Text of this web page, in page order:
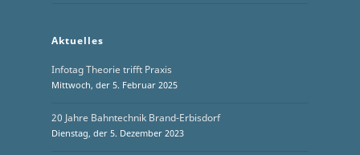
Aktuelles
Infotag Theorie trifft Praxis
Mittwoch, der 5. Februar 2025
20 Jahre Bahntechnik Brand-Erbisdorf
Dienstag, der 5. Dezember 2023